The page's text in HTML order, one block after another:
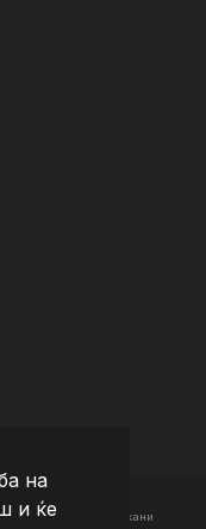
на
и ќе
- Сите права задржани